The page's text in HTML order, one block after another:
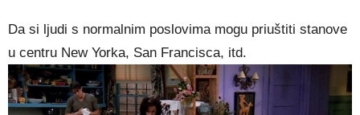
Da si ljudi s normalnim poslovima mogu priuštiti stanove
u centru New Yorka, San Francisca, itd.